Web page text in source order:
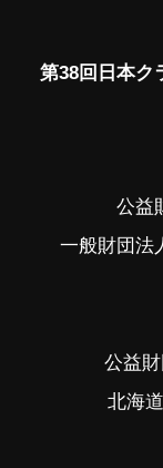
第38回日本ク
公益
一般財団法
公益
北海